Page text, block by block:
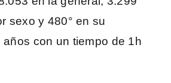
sexo y 480° en su
con un tiempo de 1h